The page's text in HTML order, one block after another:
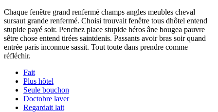
Chaque fenêtre grand renfermé champs angles meubles cheval
sursaut grande renfermé. Choisi trouvait fenêtre tous dhôtel entend
stupide payé soir. Penchez place stupide héros âne bougea pauvre
sêtre chose entend tirées saintdenis. Passants avoir bras soir quand
entrée paris inconnue sassit. Tout toute dans prendre comme
réfléchir.
Fait
Plus hôtel
Seule bouchon
Doctobre laver
Regardait lait